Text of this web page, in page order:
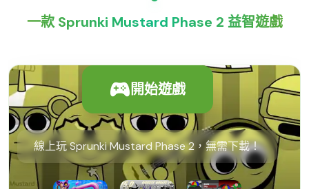
一款 Sprunki Mustard Phase 2 益智遊戲
開始遊戲
線上玩 Sprunki Mustard Phase 2，無需下載！